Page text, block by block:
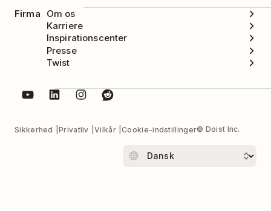
Firma
Om os
Karriere
Inspirationscenter
Presse
Twist
Sikkerhed Privatliv Vilkår Cookie-indstillinger© Doist Inc.